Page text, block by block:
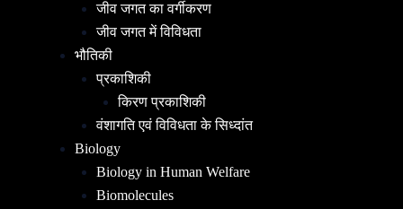
जीव जगत का वर्गीकरण
जीव जगत में विविधता
भौतिकी
प्रकाशिकी
किरण प्रकाशिकी
वंशागति एवं विविधता के सिध्दांत
Biology
Biology in Human Welfare
Biomolecules